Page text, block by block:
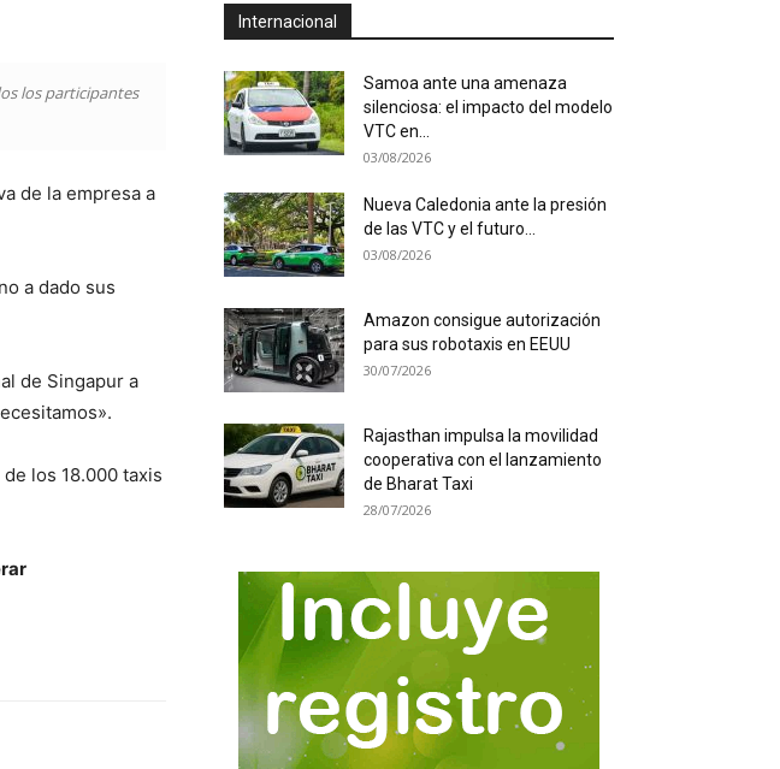
los participantes
de la empresa a
a dado sus
de Singapur a
los 18.000 taxis
Internacional
Samoa ante una amenaza
silenciosa: el impacto del modelo
VTC en...
03/08/2026
Nueva Caledonia ante la presión
de las VTC y el futuro...
03/08/2026
Amazon consigue autorización
para sus robotaxis en EEUU
30/07/2026
Rajasthan impulsa la movilidad
cooperativa con el lanzamiento
de Bharat Taxi
28/07/2026